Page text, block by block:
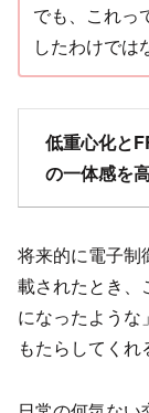
でも、これっ
したわけでは
低重心化と
の一体感を
将来的に電子制
載されたとき、
になったような
もたらしてくれ